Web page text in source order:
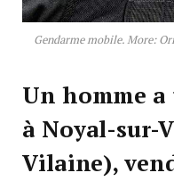
Gendarme mobile. More:
Un homme
à Noyal-sur-
Vilaine),